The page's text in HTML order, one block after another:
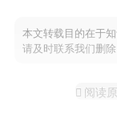
本文转载目的在于
请及时联系我们删除
 阅读